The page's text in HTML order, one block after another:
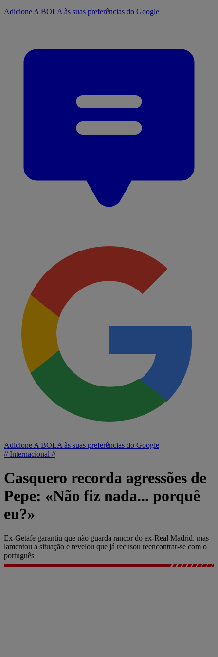
Adicione A BOLA às suas preferências do Google
Adicione A BOLA às suas preferências do Google
// Internacional //
Casquero recorda agressões de
Pepe: «Não fiz nada... porquê
eu?»
Ex-Getafe garantiu que não guarda rancor do ex-Real Madrid, mas
lamentou a situação e revelou que já recusou reencontrar-se com o
português